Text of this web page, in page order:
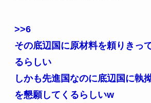
>>6
その底辺国に原材料を頼りきっ
るらしい
しかも先進国なのに底辺国に執
を懇願してくるらしいw